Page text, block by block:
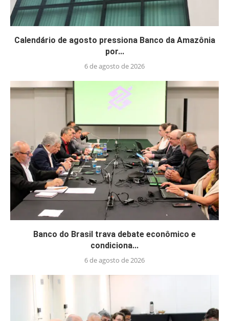
Calendário de agosto pressiona Banco da Amazônia
por...
6 de agosto de 2026
Banco do Brasil trava debate econômico e
condiciona...
6 de agosto de 2026